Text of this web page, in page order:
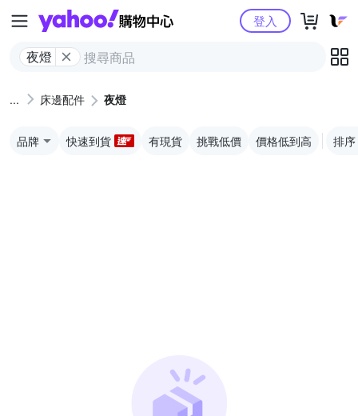
Yahoo購物中心
夜燈
登入
床邊配件 夜燈
品牌 快速到貨 有現貨 挑戰低價 價格低到高 排序